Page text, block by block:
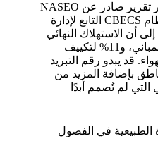
ويمكن قياس هذه الأطنان. فقد أشار تقرير صادر عن NASEO
في عام 2024، مستندًا إلى بيانات نظام CBECS التابع لإدارة
أن الاستهلاك النهائي
في قطاع التعليم يبلغ 42% لتدفئة المباني، و11% لتكييف
و6% لتدفق الهواء. قد يبدو رقم التبريد
بإضافة المزيد من
التي لم تُصمم أبدًا
الطبيعية في الفصول